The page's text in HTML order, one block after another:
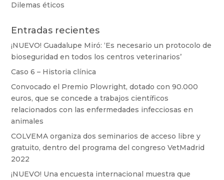
Dilemas éticos
Entradas recientes
¡NUEVO! Guadalupe Miró: ‘Es necesario un protocolo de
bioseguridad en todos los centros veterinarios’
Caso 6 – Historia clínica
Convocado el Premio Plowright, dotado con 90.000
euros, que se concede a trabajos científicos
relacionados con las enfermedades infecciosas en
animales
COLVEMA organiza dos seminarios de acceso libre y
gratuito, dentro del programa del congreso VetMadrid
2022
¡NUEVO! Una encuesta internacional muestra que